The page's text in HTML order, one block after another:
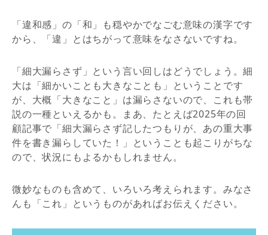
「違和感」の「和」も穏やかでなごむ意味の漢字です
から、「違」とはちがって意味をなさないですね。
「細大漏らさず」という言い回しはどうでしょう。細
大は「細かいことも大きなことも」ということです
が、大概「大きなこと」は漏らさないので、これも帯
説の一種といえるかも。まあ、たとえば2025年の回
顧記事で「細大漏らさず記したつもりが、あの重大事
件を書き漏らしていた！」ということも起こりがちな
ので、状況にもよるかもしれません。
微妙なものも含めて、いろいろ考えられます。みなさ
んも「これ」というものがあればお伝えください。